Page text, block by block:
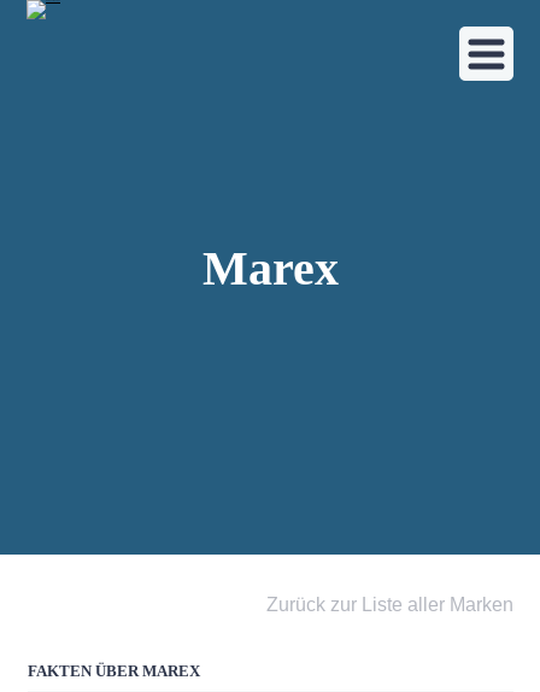
Marex
Zurück zur Liste aller Marken
FAKTEN ÜBER MAREX